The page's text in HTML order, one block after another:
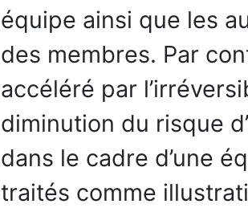
équipe ainsi que les
des membres. Par
accéléré par
diminution du risque
dans le cadre d’une
traités comme